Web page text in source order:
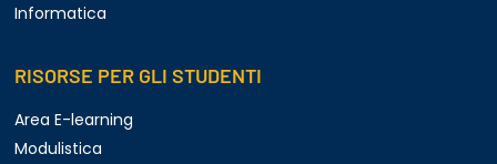
Informatica
RISORSE PER GLI STUDENTI
Area E-learning
Modulistica